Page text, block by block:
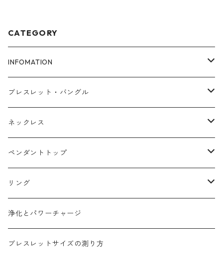
CATEGORY
INFOMATION
ブレスレットサイズ
FAQ
浄化とパワーチャージ
ブレスレット・バングル
アゼツライト
ローズクォーツ
タイガーアイ
ガーデンクォーツ
カイヤナイト
ネックレス
マラカイト
アメジスト
ラピスラズリ
(ヒマラヤ)水晶
ペンダントトップ
カイヤナイト
マラカイト
ルビーインゾイサイト
リング
ターコイズ
ムーンストーン
浄化とパワーチャージ
ブレスレットサイズの測り方